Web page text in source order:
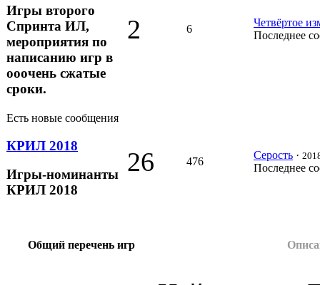
Игры второго
Спринта ИЛ,
мероприятия по
написанию игр в
ооочень сжатые
сроки.
2 6
Четвёртое
Последнее
Есть новые сообщения
КРИЛ 2018
Игры-номинанты
КРИЛ 2018
26 476
Серость ·
Последнее
Общий перечень игр